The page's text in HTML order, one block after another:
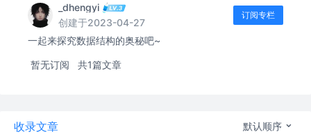
_dhengyi
创建于2023-04-27
订阅专栏
一起来探究数据结构的奥秘吧~
暂无订阅 共1篇文章
收录文章 默认顺序